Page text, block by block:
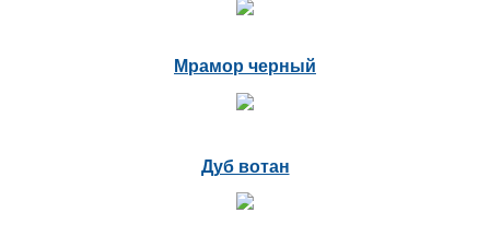
Мрамор черный
Дуб вотан